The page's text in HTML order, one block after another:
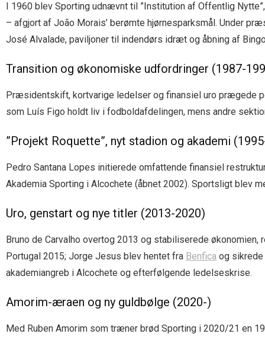
I 1960 blev Sporting udnævnt til ”Institution af Offentlig
– afgjort af João Morais’ berømte hjørnesparksmål. Under
José Alvalade, paviljoner til indendørs idræt og åbning af
Transition og økonomiske udfordringer (1987-
Præsidentskift, kortvarige ledelser og finansiel uro prægede
som Luís Figo holdt liv i fodboldafdelingen, mens andre
”Projekt Roquette”, nyt stadion og akademi
Pedro Santana Lopes initierede omfattende finansiel
Akademia Sporting i Alcochete (åbnet 2002). Sportsligt blev
Uro, genstart og nye titler (2013-2020)
Bruno de Carvalho overtog 2013 og stabiliserede
Portugal 2015; Jorge Jesus blev hentet fra Benfica og sikrede
akademiangreb i Alcochete og efterfølgende ledelseskrise.
Amorim-æraen og ny guldbølge (2020-)
Med Ruben Amorim som træner brød Sporting i 2020/21 en